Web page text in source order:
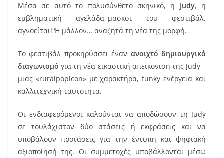
Μέσα σε αυτό το πολυσύνθετο σκηνικό, η Judy, η
εμβληματική αγελάδα–μασκότ του φεστιβάλ,
αγνοείται! Ή μάλλον… αναζητά τη νέα της μορφή.
Το φεστιβάλ προκηρύσσει έναν ανοιχτό δημιουργικό
διαγωνισμό για τη νέα εικαστική απεικόνιση της Judy –
μιας «ruralpopicon» με χαρακτήρα, funky ενέργεια και
καλλιτεχνική ταυτότητα.
Οι ενδιαφερόμενοι καλούνται να αποδώσουν τη Judy
σε τουλάχιστον δύο στάσεις ή εκφράσεις και να
υποβάλουν προτάσεις για την έντυπη και ψηφιακή
αξιοποίησή της. Οι συμμετοχές υποβάλλονται μέσω